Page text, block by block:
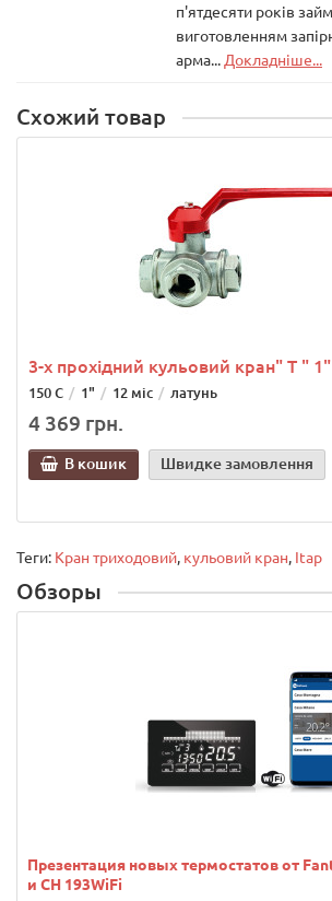
п'ятдесяти років
виготовленням
арма... Докладніше...
Схожий товар
3-х прохідний кульовий кран" Т " 1"
150 С 1" 12 міс латунь
4 369 грн.
В кошик Швидке замовлення
Теги: Кран триходовий, кульовий кран, Itap
Обзоры
Презентация новых термостатов от
и CH 193WiFi